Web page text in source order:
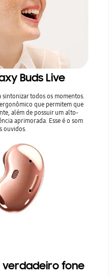
Buds Live
todos os momentos.
que permitem que
além de possuir um alto-
aprimorada. Esse é o som
ouvidos.
fone